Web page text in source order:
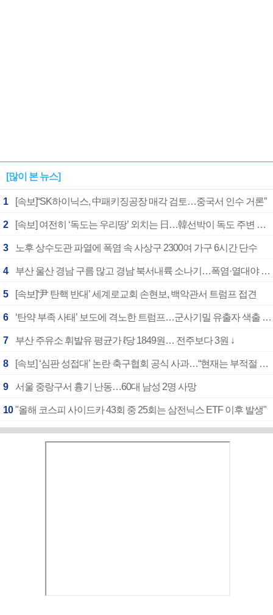
[많이 본 뉴스]
1 [속보]“SK하이닉스, 中패키징공장 매각 검토…중국서 인수 거론”
2 [속보] 여전히 ‘독도는 우리땅’ 외치는 日…韓선박이 독도 주변 해양조사 활동하자 반발
3 노후 상수도관 파열에 폭염 속 사상구 2300여 가구 6시간 단수
4 부산 울산 경남 구름 많고 경남 북서내륙 소나기…폭염·열대야 계속
5 [속보]‘尹 탄핵 반대’ 세계로교회 손현보, 백악관서 트럼프 접견
6 ‘탄약 부족 사태’ 보도에 격노한 트럼프…군사기밀 유출자 색출 지시
7 부산 주유소 휘발유 평균가 ℓ당 1849원… 전주보다 3원 ↓
8 [속보] ‘심판 성접대’ 논란 축구협회 공식 사과…“현재는 부적절 행위 없어”
9 서울 중랑구서 흉기 난동…60대 남성 2명 사망
10 "올해 코스피 사이드카 43회 중 25회는 삼전닉스 ETF 이후 발생"